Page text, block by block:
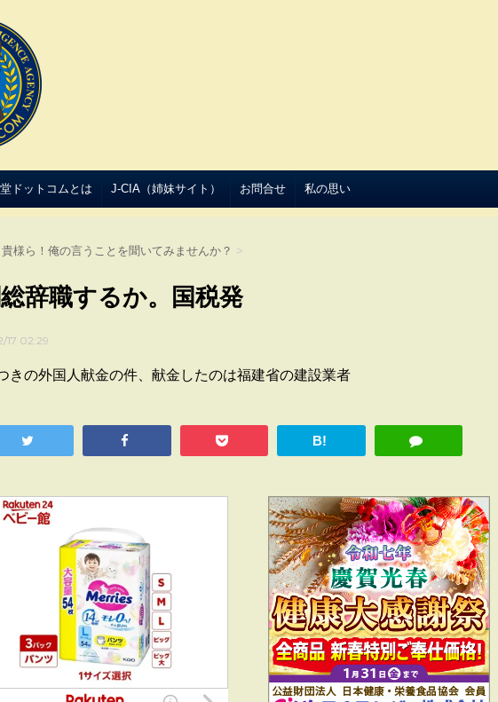
ドットコムとは J-CIA（姉妹サイト） お問合せ 私の思い
貴様ら！俺の言うことを聞いてみませんか？ >
辞職するか。国税発
17 02:29
きの外国人献金の件、献金したのは福建省の建設業者
B!